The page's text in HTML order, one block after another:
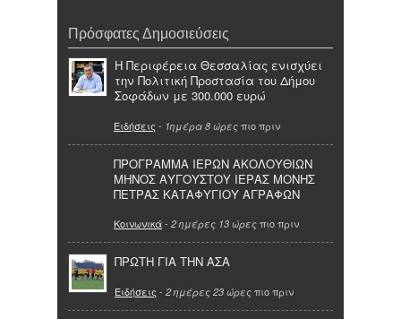
Πρόσφατες Δημοσιεύσεις
Η Περιφέρεια Θεσσαλίας ενισχύει
την Πολιτική Προστασία του Δήμου
Σοφάδων με 300.000 ευρώ
Ειδήσεις - 1ημέρα 8 ώρες πιο πριν
ΠΡΟΓΡΑΜΜΑ ΙΕΡΩΝ ΑΚΟΛΟΥΘΙΩΝ
ΜΗΝΟΣ ΑΥΓΟΥΣΤΟΥ ΙΕΡΑΣ ΜΟΝΗΣ
ΠΕΤΡΑΣ ΚΑΤΑΦΥΓΙΟΥ ΑΓΡΑΦΩΝ
Κοινωνικά- 2 ημέρες 13 ώρες πιο πριν
ΠΡΩΤΗ ΓΙΑ ΤΗΝ ΑΣΑ
Ειδήσεις - 2 ημέρες 23 ώρες πιο πριν